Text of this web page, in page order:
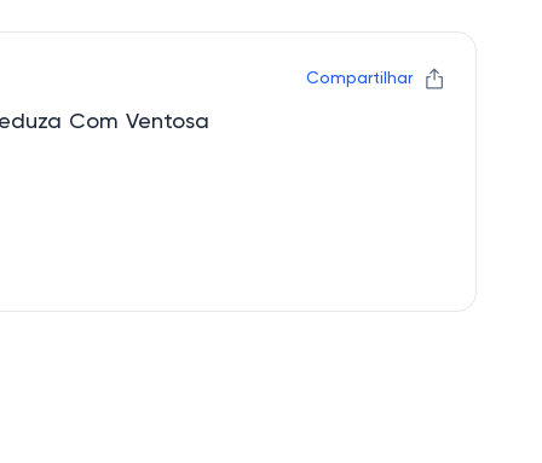
Compartilhar
Com Ventosa